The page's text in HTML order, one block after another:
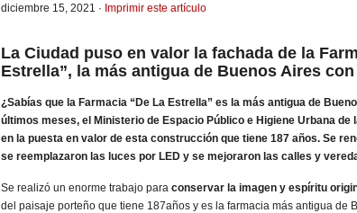
diciembre 15, 2021 · Imprimir este artículo
La Ciudad puso en valor la fachada de la
Estrella”, la más antigua de Buenos Aires
¿Sabías que la Farmacia “De La Estrella” es la más antigua de
últimos meses, el Ministerio de Espacio Público e Higiene Urbana de
en la puesta en valor de esta construcción que tiene 187 años. Se
se reemplazaron las luces por LED y se mejoraron las calles y
Se realizó un enorme trabajo para conservar la imagen y espíritu
del paisaje porteño que tiene 187años y es la farmacia más antigua de